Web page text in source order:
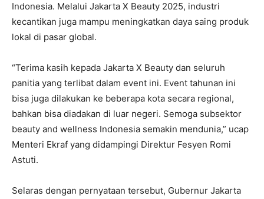
Indonesia. Melalui Jakarta X Beauty 2025, industri
kecantikan juga mampu meningkatkan daya saing produk
lokal di pasar global.
“Terima kasih kepada Jakarta X Beauty dan seluruh
panitia yang terlibat dalam event ini. Event tahunan ini
bisa juga dilakukan ke beberapa kota secara regional,
bahkan bisa diadakan di luar negeri. Semoga subsektor
beauty and wellness Indonesia semakin mendunia,” ucap
Menteri Ekraf yang didampingi Direktur Fesyen Romi
Astuti.
Selaras dengan pernyataan tersebut, Gubernur Jakarta